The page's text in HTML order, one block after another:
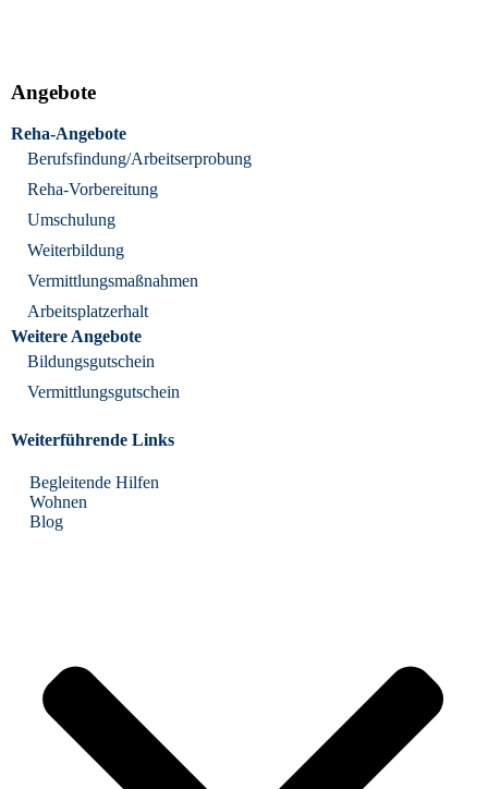
Angebote
Reha-Angebote
Berufsfindung/Arbeitserprobung
Reha-Vorbereitung
Umschulung
Weiterbildung
Vermittlungsmaßnahmen
Arbeitsplatzerhalt
Weitere Angebote
Bildungsgutschein
Vermittlungsgutschein
Weiterführende Links
Begleitende Hilfen
Wohnen
Blog